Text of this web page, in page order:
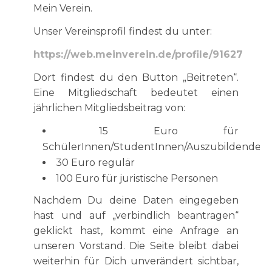
Mein Verein.
Unser Vereinsprofil findest du unter:
https://web.meinverein.de/profile/91627
Dort findest du den Button „Beitreten“.
Eine Mitgliedschaft bedeutet einen
jährlichen Mitgliedsbeitrag von:
15 Euro für
SchülerInnen/StudentInnen/Auszubildende
30 Euro regulär
100 Euro für juristische Personen
Nachdem Du deine Daten eingegeben
hast und auf „verbindlich beantragen“
geklickt hast, kommt eine Anfrage an
unseren Vorstand. Die Seite bleibt dabei
weiterhin für Dich unverändert sichtbar,